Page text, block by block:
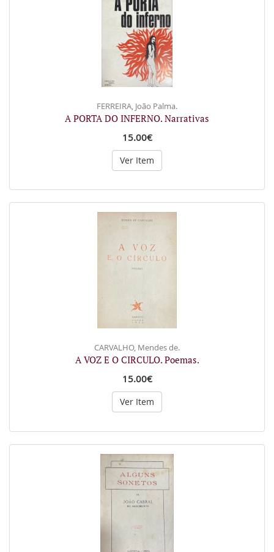
FERREIRA, João Palma.
A PORTA DO INFERNO. Narrativas
15.00€
Ver Item
CARVALHO, Mendes de.
A VOZ E O CIRCULO. Poemas.
15.00€
Ver Item